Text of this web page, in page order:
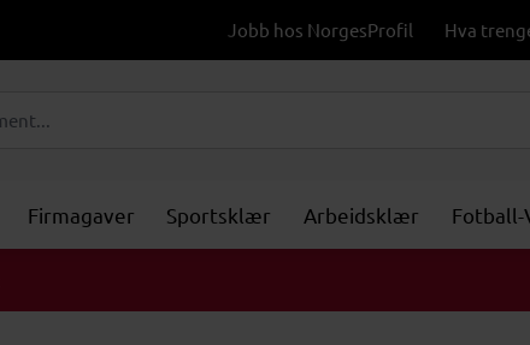
Jobb hos NorgesProfil Hva
Firmagaver Sportsklær Arbeidsklær Fotball-